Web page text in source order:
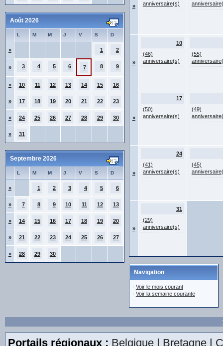
Août 2026
L M M J V S D
» 1 2
» 3 4 5 6 7 8 9
» 10 11 12 13 14 15 16
» 17 18 19 20 21 22 23
» 24 25 26 27 28 29 30
» 31
Septembre 2026
L M M J V S D
» 1 2 3 4 5 6
» 7 8 9 10 11 12 13
» 14 15 16 17 18 19 20
» 21 22 23 24 25 26 27
» 28 29 30
»
anniversaire(s)
»
10
(46)
anniversaire(s)
(55)
»
17
(50)
anniversaire(s)
(49)
»
24
(41)
anniversaire(s)
(45)
»
31
(29)
anniversaire(s)
Navigation
· Voir le mois courant
· Voir la semaine courante
Portails régionaux : Belgique| Bretagne|